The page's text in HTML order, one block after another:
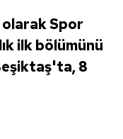
Spor
ilk bölümünü
8